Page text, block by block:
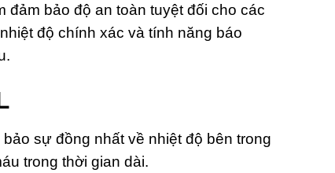
bảo độ an toàn tuyệt đối cho các
độ chính xác và tính năng báo
sự đồng nhất về nhiệt độ bên trong
trong thời gian dài.